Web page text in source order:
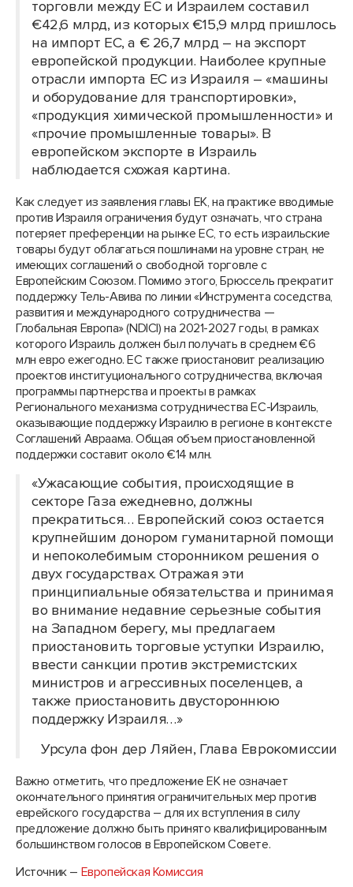
торговли между ЕС и Израилем составил
€42,6 млрд, из которых €15,9 млрд пришлось
на импорт ЕС, а € 26,7 млрд – на экспорт
европейской продукции. Наиболее крупные
отрасли импорта ЕС из Израиля – «машины
и оборудование для транспортировки»,
«продукция химической промышленности» и
«прочие промышленные товары». В
европейском экспорте в Израиль
наблюдается схожая картина.
Как следует из заявления главы ЕК, на практике вводимые
против Израиля ограничения будут означать, что страна
потеряет преференции на рынке ЕС, то есть израильские
товары будут облагаться пошлинами на уровне стран, не
имеющих соглашений о свободной торговле с
Европейским Союзом. Помимо этого, Брюссель прекратит
поддержку Тель-Авива по линии «Инструмента соседства,
развития и международного сотрудничества —
Глобальная Европа» (NDICI) на 2021-2027 годы, в рамках
которого Израиль должен был получать в среднем €6
млн евро ежегодно. ЕС также приостановит реализацию
проектов институционального сотрудничества, включая
программы партнерства и проекты в рамках
Регионального механизма сотрудничества ЕС-Израиль,
оказывающие поддержку Израилю в регионе в контексте
Соглашений Авраама. Общая объем приостановленной
поддержки составит около €14 млн.
«Ужасающие события, происходящие в
секторе Газа ежедневно, должны
прекратиться… Европейский союз остается
крупнейшим донором гуманитарной помощи
и непоколебимым сторонником решения о
двух государствах. Отражая эти
принципиальные обязательства и принимая
во внимание недавние серьезные события
на Западном берегу, мы предлагаем
приостановить торговые уступки Израилю,
ввести санкции против экстремистских
министров и агрессивных поселенцев, а
также приостановить двустороннюю
поддержку Израиля…»
Урсула фон дер Ляйен, Глава Еврокомиссии
Важно отметить, что предложение ЕК не означает
окончательного принятия ограничительных мер против
еврейского государства – для их вступления в силу
предложение должно быть принято квалифицированным
большинством голосов в Европейском Совете.
Источник – Европейская Комиссия